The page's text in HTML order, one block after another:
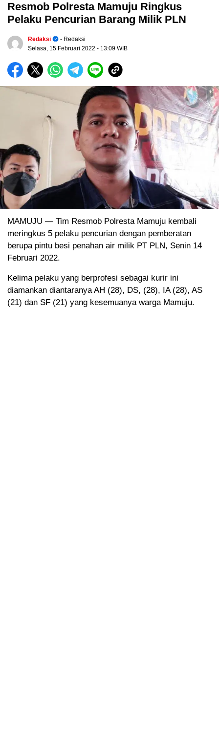
Resmob Polresta Mamuju Ringkus
Pelaku Pencurian Barang Milik PLN
Redaksi
- Redaksi
Selasa, 15 Februari 2022 - 13:09 WIB
MAMUJU — Tim Resmob Polresta Mamuju kembali
meringkus 5 pelaku pencurian dengan pemberatan
berupa pintu besi penahan air milik PT PLN, Senin 14
Februari 2022.
Kelima pelaku yang berprofesi sebagai kurir ini
diamankan diantaranya AH (28), DS, (28), IA (28), AS
(21) dan SF (21) yang kesemuanya warga Mamuju.